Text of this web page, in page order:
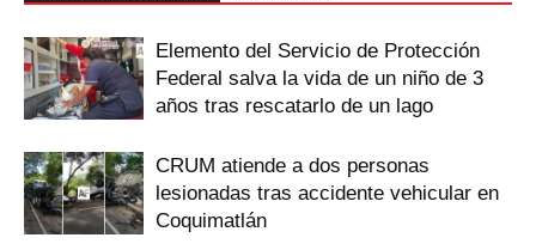
Elemento del Servicio de Protección
Federal salva la vida de un niño de 3
años tras rescatarlo de un lago
CRUM atiende a dos personas
lesionadas tras accidente vehicular en
Coquimatlán